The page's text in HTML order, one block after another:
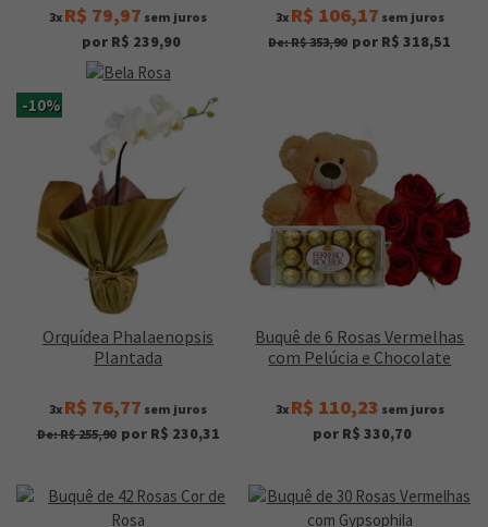
3x R$ 79,97 sem juros
por R$ 239,90
3x R$ 106,17 sem juros
De: R$ 353,90 por R$ 318,51
-10%
Orquídea Phalaenopsis
Plantada
3x R$ 76,77 sem juros
De: R$ 255,90 por R$ 230,31
Buquê de 6 Rosas Vermelhas
com Pelúcia e Chocolate
3x R$ 110,23 sem juros
por R$ 330,70